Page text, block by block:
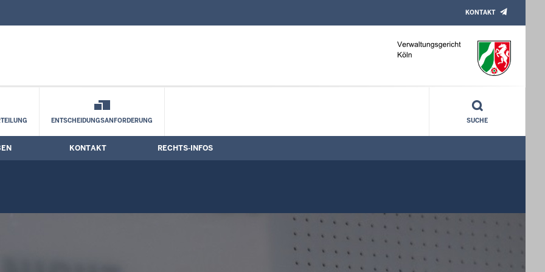
Kontaktformular
KONTAKT
ENTSCHEIDUNGSANFORDERUNG SUCHE
KONTAKT RECHTS-INFOS